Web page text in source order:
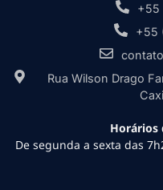
+55
+55
Rua Wilson Drago
Horários
De segunda a sexta das